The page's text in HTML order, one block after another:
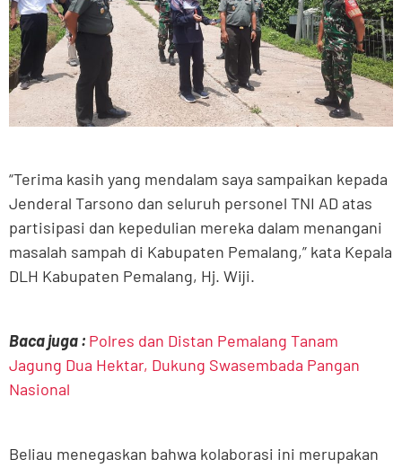
“Terima kasih yang mendalam saya sampaikan kepada
Jenderal Tarsono dan seluruh personel TNI AD atas
partisipasi dan kepedulian mereka dalam menangani
masalah sampah di Kabupaten Pemalang,” kata Kepala
DLH Kabupaten Pemalang, Hj. Wiji.
Baca juga : Polres dan Distan Pemalang Tanam
Jagung Dua Hektar, Dukung Swasembada Pangan
Nasional
Beliau menegaskan bahwa kolaborasi ini merupakan